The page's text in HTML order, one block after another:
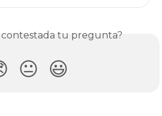
tu pregunta?
😐 😃